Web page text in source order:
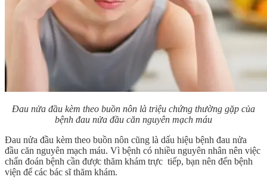
Đau nửa đầu kèm theo buồn nôn là triệu chứng thường gặp của
bệnh đau nửa đầu căn nguyên mạch máu
Đau nửa đầu kèm theo buồn nôn cũng là dấu hiệu bệnh đau nửa
đầu căn nguyên mạch máu. Vì bệnh có nhiều nguyên nhân nên việc
chẩn đoán bệnh cần được thăm khám trực tiếp, bạn nên đến bệnh
viện để các bác sĩ thăm khám.